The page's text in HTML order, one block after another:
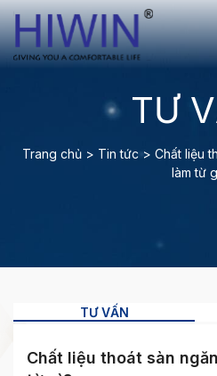
TƯ
Trang chủ> Tin tức> Chất liệu
làm từ
TƯ VẤN
Chất liệu thoát sàn